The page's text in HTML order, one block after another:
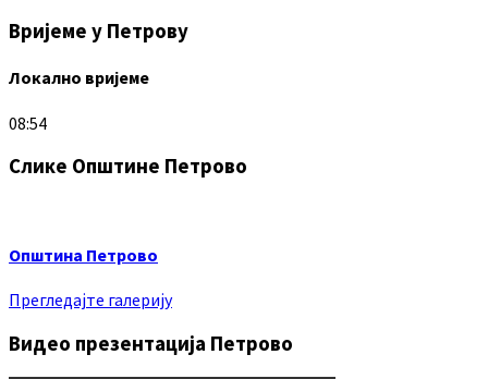
Вријеме у Петрову
Локално вријеме
08:54
Слике Општине Петрово
Општина Петрово
Прегледајте галерију
Видео презентација Петрово